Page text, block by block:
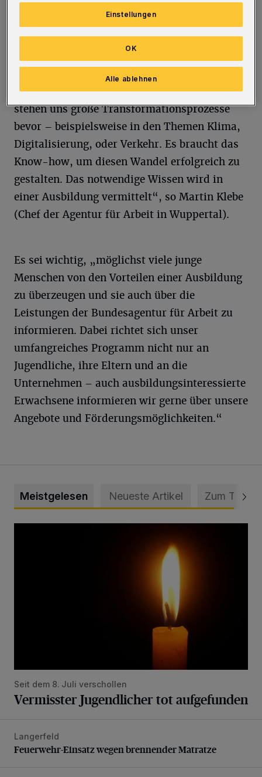
Ausbildungsbetriebe zu informieren und
„maßgeschneidert“ zusammenzubringen.
mit ihren Ideen und Talenten zu beschäftigen
und sich einzubringen. Wie wir alle wissen,
stehen uns große Transformationsprozesse
bevor – beispielsweise in den Themen Klima,
Digitalisierung, oder Verkehr. Es braucht das
Know-how, um diesen Wandel erfolgreich zu
gestalten. Das notwendige Wissen wird in
einer Ausbildung vermittelt“, so Martin Klebe
(Chef der Agentur für Arbeit in Wuppertal).
Es sei wichtig, „möglichst viele junge
Menschen von den Vorteilen einer Ausbildung
zu überzeugen und sie auch über die
Leistungen der Bundesagentur für Arbeit zu
informieren. Dabei richtet sich unser
umfangreiches Programm nicht nur an
Jugendliche, ihre Eltern und an die
Unternehmen – auch ausbildungsinteressierte
Erwachsene informieren wir gerne über unsere
Angebote und Förderungsmöglichkeiten.“
Meistgelesen Neueste Artikel Zum Thema
Seit dem 8. Juli verschollen
Vermisster Jugendlicher tot aufgefunden
Feuerwehr-Einsatz wegen brennender Matratze
Langerfeld
Feuerwehr-Einsatz wegen brennender Matratze
Einstellungen
Alle ablehnen
OK